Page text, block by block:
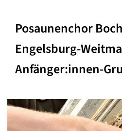
Posaunenchor
Engelsburg-
Anfänger:innen-